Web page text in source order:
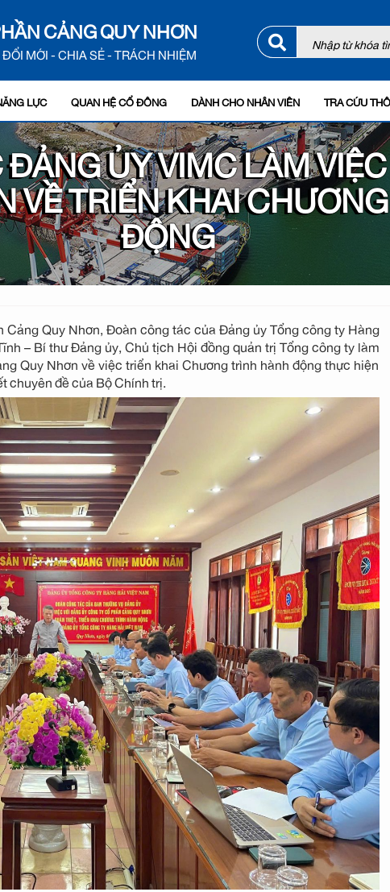
CẢNG QUY NHƠN
MỚI - CHIA SẺ - TRÁCH NHIỆM
LỰC QUAN HỆ CỔ ĐÔNG DÀNH CHO NHÂN VIÊN TRA CỨU
ỦY VIMC LÀM
VỀ TRIỂN KHAI
ĐỘNG
Quy Nhơn, Đoàn công tác của Đảng ủy Tổng công ty Hàng
– Bí thư Đảng ủy, Chủ tịch Hội đồng quản trị Tổng công ty làm
Quy Nhơn về việc triển khai Chương trình hành động thực hiện
chuyên đề của Bộ Chính trị.